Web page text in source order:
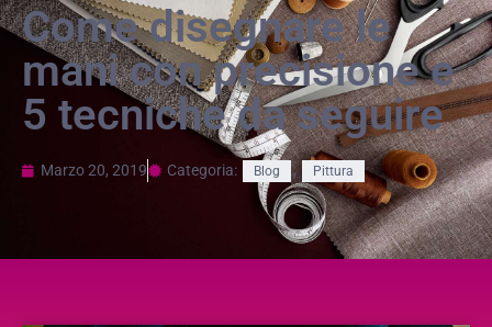
Come disegnare le
mani con precisione e
5 tecniche da seguire
Marzo 20, 2019 Categoria: Blog , Pittura